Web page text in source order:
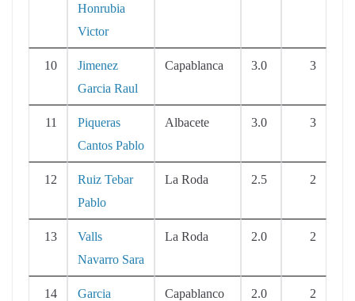
Honrubia
Victor
10
Jimenez
Garcia Raul
Capablanca 3.0 3
11
Piqueras
Cantos Pablo
Albacete 3.0 3
12
Ruiz Tebar
Pablo
La Roda 2.5 2
13
Valls
Navarro Sara
La Roda 2.0 2
14
Garcia
Capablanco 2.0 2